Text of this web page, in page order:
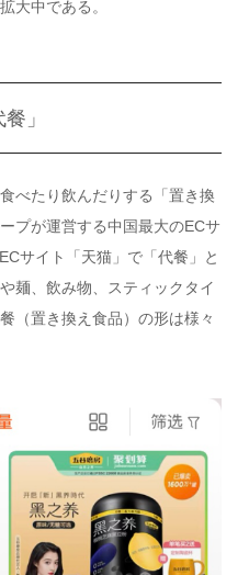
大中である。
」
べたり飲んだりする「置き換
プが運営する中国最大のECサ
サイト「天猫」で「代餐」と
麺、飲み物、スティックタイ
（置き換え食品）の形は様々